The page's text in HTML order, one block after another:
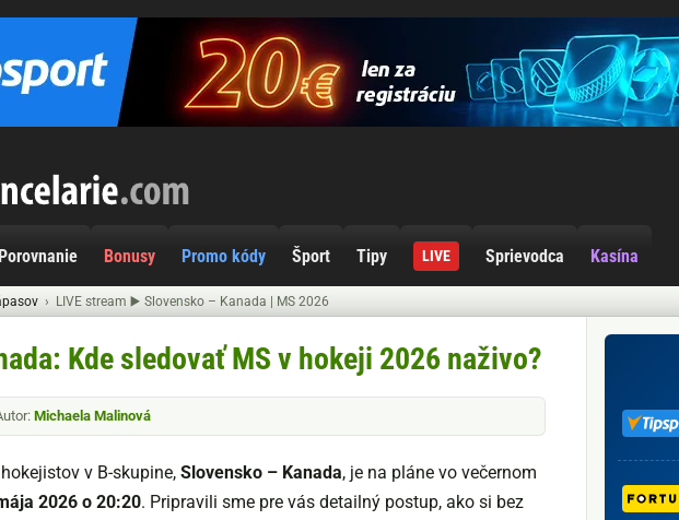
Porovnanie Bonusy Promo kódy Šport Tipy LIVE Sprievodca Kasína
LIVE stream ▶️ Slovensko – Kanada | MS 2026
Kde sledovať MS v hokeji 2026 naživo?
Michaela Malinová
v B-skupine, Slovensko – Kanada, je na pláne vo večernom
2026 o 20:20. Pripravili sme pre vás detailný postup, ako si bez